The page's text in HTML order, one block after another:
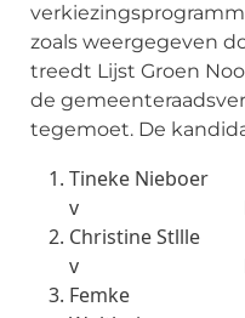
zoals weergegeven
treedt Lijst Groen
de
tegemoet. De
Tineke
v
v
Femke